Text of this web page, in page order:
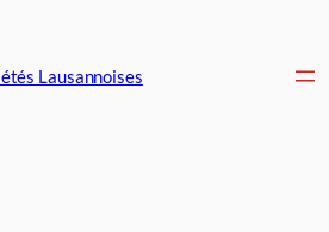
Lausannoises